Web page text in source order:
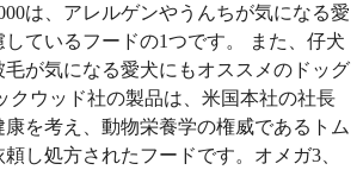
は、アレルゲンやうんちが気になる愛
ているフードの1つです。 また、仔犬
が気になる愛犬にもオススメのドッグ
クウッド社の製品は、米国本社の社長
を考え、動物栄養学の権威であるトム
し処方されたフードです。オメガ3、